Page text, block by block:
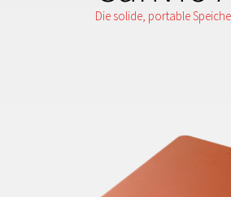
Die solide, portable